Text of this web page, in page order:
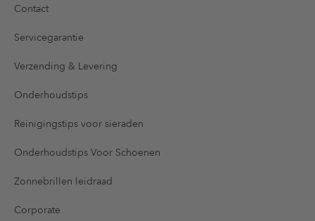
Contact
Servicegarantie
Verzending & Levering
Onderhoudstips
Reinigingstips voor sieraden
Onderhoudstips Voor Schoenen
Zonnebrillen leidraad
Corporate